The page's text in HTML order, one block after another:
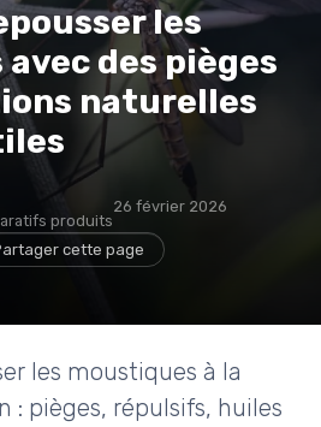
les
des pièges
naturelles
produits
26 février 2026
cette page
les moustiques à la
: pièges, répulsifs, huiles